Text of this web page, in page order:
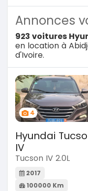
Annonces
923 voitures
en location à
d'Ivoire.
4
Hyundai
IV
Tucson IV 2.0L
2017
100000 Km